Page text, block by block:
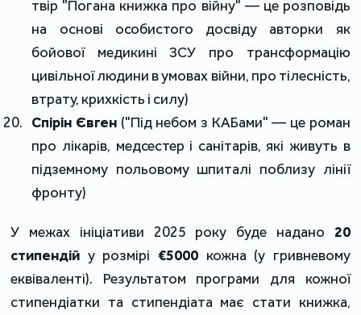
твір "Погана книжка про війну" ― це розповідь
на основі особистого досвіду авторки як
бойової медикині ЗСУ про трансформацію
цивільної людини в умовах війни, про тілесність,
втрату, крихкість і силу)
Спірін Євген ("Під небом з КАБами" ― це роман
про лікарів, медсестер і санітарів, які живуть в
підземному польовому шпиталі поблизу лінії
фронту)
У межах ініціативи 2025 року буде надано 20
стипендій у розмірі €5000 кожна (у гривневому
еквіваленті). Результатом програми для кожної
стипендіатки та стипендіата має стати книжка,